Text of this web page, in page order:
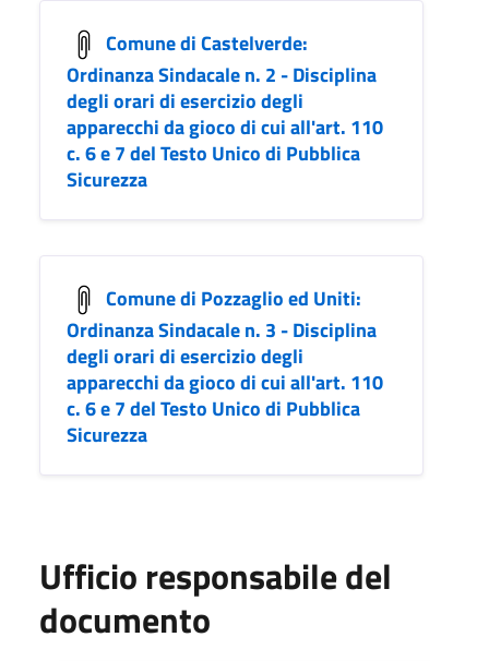
Comune di Castelverde:
Ordinanza Sindacale n. 2 - Disciplina
degli orari di esercizio degli
apparecchi da gioco di cui all'art. 110
c. 6 e 7 del Testo Unico di Pubblica
Sicurezza
Comune di Pozzaglio ed Uniti:
Ordinanza Sindacale n. 3 - Disciplina
degli orari di esercizio degli
apparecchi da gioco di cui all'art. 110
c. 6 e 7 del Testo Unico di Pubblica
Sicurezza
Ufficio responsabile del
documento